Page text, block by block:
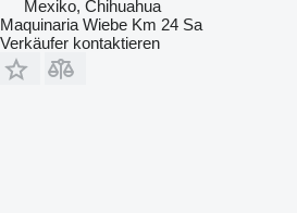
Mexiko, Chihuahua
Maquinaria Wiebe Km 24 Sa
Verkäufer kontaktieren